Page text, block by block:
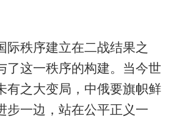
秩序建立在二战结果之
了这一秩序的构建。当今世
有之大变局，中俄要旗帜鲜
步一边，站在公平正义一